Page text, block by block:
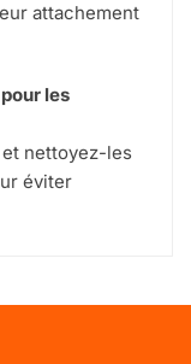
attachement
les
nettoyez-les
éviter